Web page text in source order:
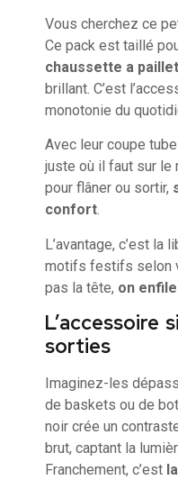
Vous cherchez ce
Ce pack est taillé
chaussette a
brillant. C’est
monotonie du
Avec leur coupe
juste où il faut sur le
pour flâner ou sortir,
confort.
L’avantage, c’est la
motifs festifs selon
pas la tête, on
L’accessoire
sorties
Imaginez-les
de baskets ou de
noir crée un
brut, captant la
Franchement, c’est